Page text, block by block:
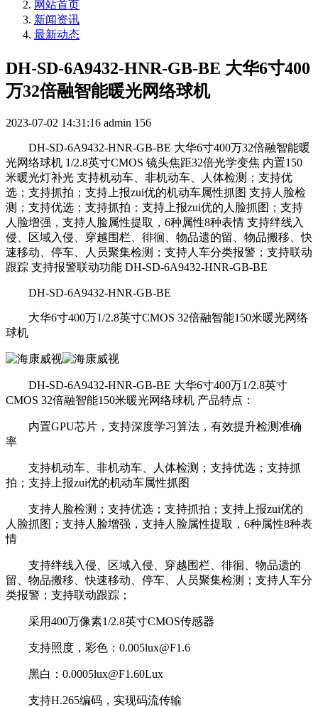
网站首页
新闻资讯
最新动态
DH-SD-6A9432-HNR-GB-BE 大华6寸400
万32倍融智能暖光网络球机
2023-07-02 14:31:16 admin 156
DH-SD-6A9432-HNR-GB-BE 大华6寸400万32倍融智能暖
光网络球机 1/2.8英寸CMOS 镜头焦距32倍光学变焦 内置150
米暖光灯补光 支持机动车、非机动车、人体检测；支持优
选；支持抓拍；支持上报zui优的机动车属性抓图 支持人脸检
测；支持优选；支持抓拍；支持上报zui优的人脸抓图；支持
人脸增强，支持人脸属性提取，6种属性8种表情 支持绊线入
侵、区域入侵、穿越围栏、徘徊、物品遗的留、物品搬移、快
速移动、停车、人员聚集检测；支持人车分类报警；支持联动
跟踪 支持报警联动功能 DH-SD-6A9432-HNR-GB-BE
DH-SD-6A9432-HNR-GB-BE
大华6寸400万1/2.8英寸CMOS 32倍融智能150米暖光网络
球机
DH-SD-6A9432-HNR-GB-BE 大华6寸400万1/2.8英寸
CMOS 32倍融智能150米暖光网络球机 产品特点：
内置GPU芯片，支持深度学习算法，有效提升检测准确
率
支持机动车、非机动车、人体检测；支持优选；支持抓
拍；支持上报zui优的机动车属性抓图
支持人脸检测；支持优选；支持抓拍；支持上报zui优的
人脸抓图；支持人脸增强，支持人脸属性提取，6种属性8种表
情
支持绊线入侵、区域入侵、穿越围栏、徘徊、物品遗的
留、物品搬移、快速移动、停车、人员聚集检测；支持人车分
类报警；支持联动跟踪；
采用400万像素1/2.8英寸CMOS传感器
支持照度，彩色：0.005lux@F1.6
黑白：0.0005lux@F1.60Lux
支持H.265编码，实现码流传输